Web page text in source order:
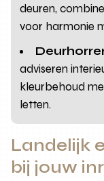
deuren,
voor harmonie
adviseren
kleurbehoud
letten.
Landelijk
bij jouw